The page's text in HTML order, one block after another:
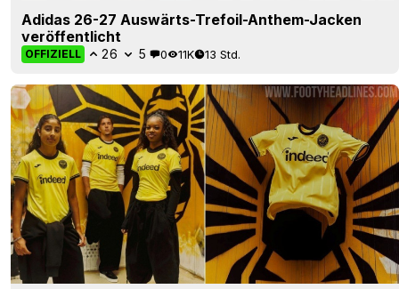
Adidas 26-27 Auswärts-Trefoil-Anthem-Jacken
veröffentlicht
OFFIZIELL 26 5 0 11K 13 Std.